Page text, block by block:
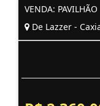
VENDA: PAVILHÃO
De Lazzer -